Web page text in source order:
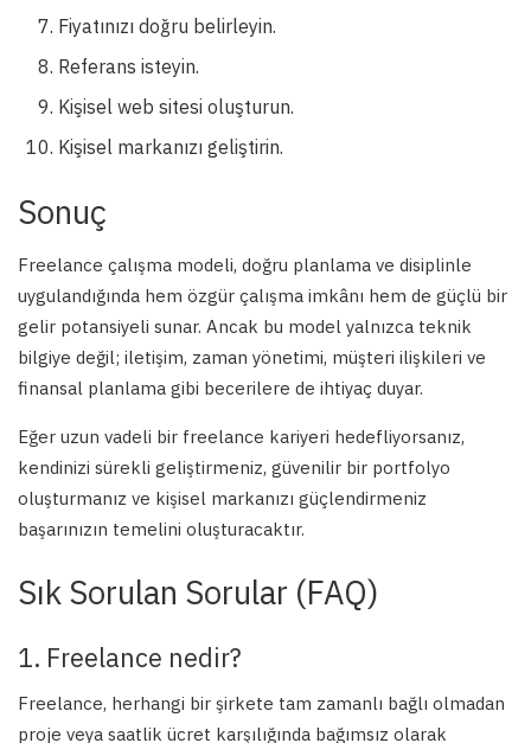
Fiyatınızı doğru belirleyin.
Referans isteyin.
Kişisel web sitesi oluşturun.
Kişisel markanızı geliştirin.
Sonuç
Freelance çalışma modeli, doğru planlama ve disiplinle
uygulandığında hem özgür çalışma imkânı hem de güçlü bir
gelir potansiyeli sunar. Ancak bu model yalnızca teknik
bilgiye değil; iletişim, zaman yönetimi, müşteri ilişkileri ve
finansal planlama gibi becerilere de ihtiyaç duyar.
Eğer uzun vadeli bir freelance kariyeri hedefliyorsanız,
kendinizi sürekli geliştirmeniz, güvenilir bir portfolyo
oluşturmanız ve kişisel markanızı güçlendirmeniz
başarınızın temelini oluşturacaktır.
Sık Sorulan Sorular (FAQ)
1. Freelance nedir?
Freelance, herhangi bir şirkete tam zamanlı bağlı olmadan
proje veya saatlik ücret karşılığında bağımsız olarak